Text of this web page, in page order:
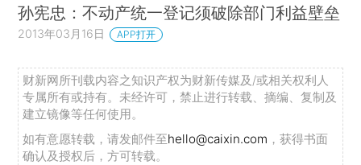
孙宪忠：不动产统一登记须破除部门利益壁垒
2013年03月16日 APP打开
财新网所刊载内容之知识产权为财新传媒及/或相关权利人
专属所有或持有。未经许可，禁止进行转载、摘编、复制及
建立镜像等任何使用。
如有意愿转载，请发邮件至hello@caixin.com ，获得书面
确认及授权后，方可转载。